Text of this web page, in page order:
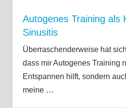
Autogenes Training als
Sinusitis
Überraschenderweise hat
dass mir Autogenes Training
Entspannen hilft, sondern
meine …